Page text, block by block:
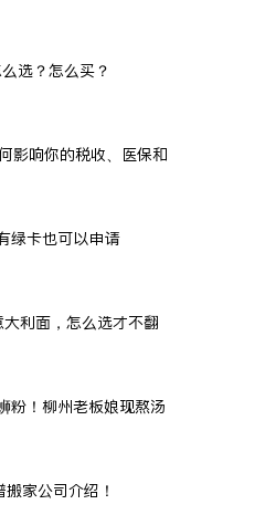
选？怎么买？
影响你的税收、医保和
绿卡也可以申请
利面，怎么选才不翻
粉！柳州老板娘现熬汤
家公司介绍！